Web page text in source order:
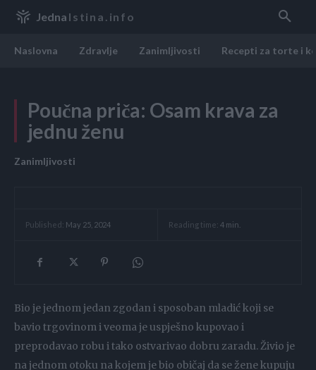
Jedna Istina.info
Naslovna Zdravlje Zanimljivosti Recepti za torte i
Poučna priča: Osam krava za
jednu ženu
Zanimljivosti
Published: May 25, 2024 Reading time: 4 min.
Bio je jednom jedan zgodan i sposoban mladić koji se
bavio trgovinom i veoma je uspješno kupovao i
preprodavao robu i tako ostvarivao dobru zaradu. Živio je
na jednom otoku na kojem je bio običaj da se žene kupuju